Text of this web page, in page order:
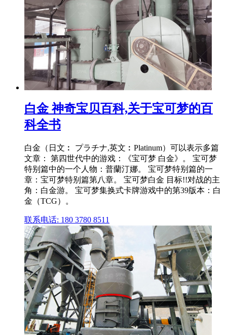
白金 神奇宝贝百科,关于宝可梦的百
科全书
白金（日文︰ プラチナ,英文︰Platinum）可以表示多篇
文章： 第四世代中的游戏：《宝可梦 白金》。 宝可梦
特别篇中的一个人物：普蘭汀娜。 宝可梦特别篇的一
章：宝可梦特别篇第八章。 宝可梦白金 目标!!对战的主
角：白金游。 宝可梦集换式卡牌游戏中的第39版本：白
金（TCG）。
联系电话: 180 3780 8511